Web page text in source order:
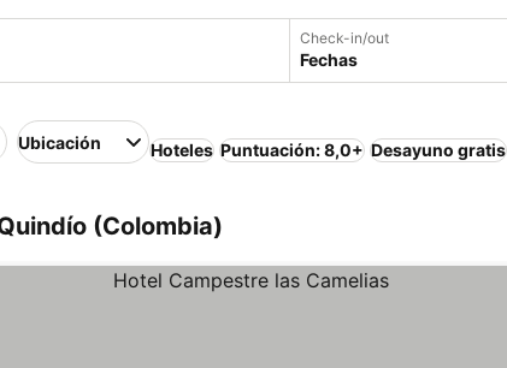
Check-in/out
Fechas
Ubicación Hoteles Puntuación: 8,0+ Desayuno gratis
(Colombia)